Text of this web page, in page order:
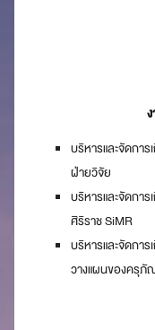
บริหารและจัดกา
ฝ่ายวิจัย
บริหารและจัดกา
ศิริราช SiMR
บริหารและจัดกา
วางแผนของครุ